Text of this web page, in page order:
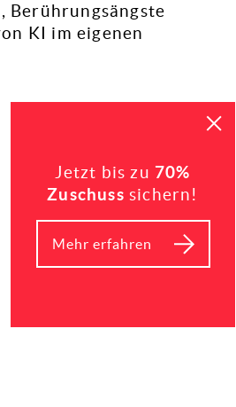
Berührungsängste
KI im eigenen
Jetzt bis zu 70%
Zuschuss sichern!
Mehr erfahren